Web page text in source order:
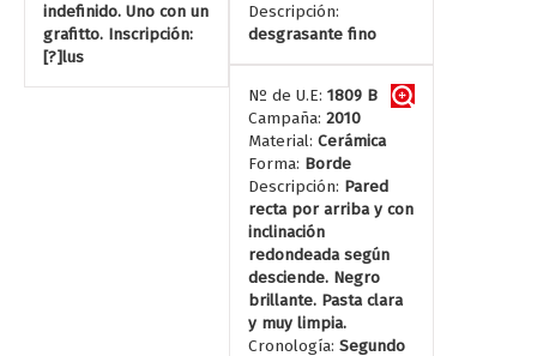
indefinido. Uno con un
grafitto. Inscripción:
[?]lus
Descripción:
desgrasante fino
Nº de U.E: 1809 B
Campaña: 2010
Material: Cerámica
Forma: Borde
Descripción: Pared
recta por arriba y con
inclinación
redondeada según
desciende. Negro
brillante. Pasta clara
y muy limpia.
Cronología: Segundo